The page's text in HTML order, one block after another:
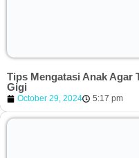
Tips Mengatasi Anak Agar
Gigi
October 29, 2024 5:17 pm